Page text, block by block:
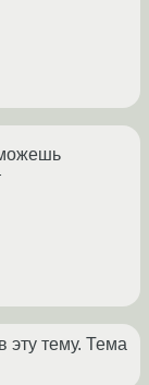
эту тему. Тема